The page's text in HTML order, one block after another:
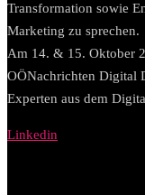
Transformation sowie
Marketing zu sprechen.
Am 14. & 15. Oktober
OÖNachrichten Digital
Experten aus dem
Linkedin